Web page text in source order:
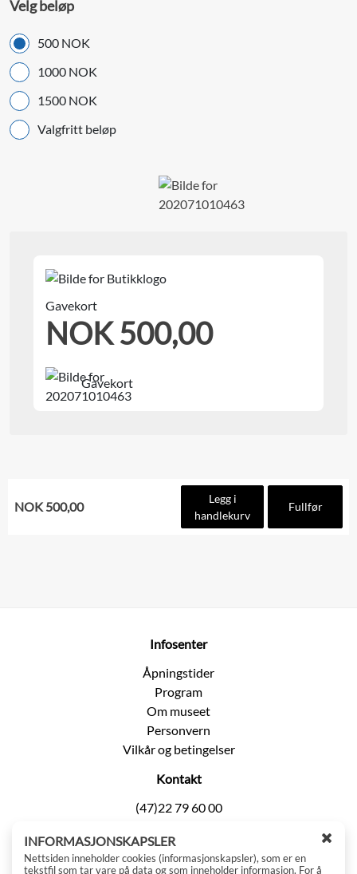
INFORMASJONSKAPSLER
Nettsiden inneholder cookies (informasjonskapsler), som er en
tekstfil som tar vare på data og som inneholder informasjon. For å
Velg beløp
500 NOK
1000 NOK
1500 NOK
Valgfritt beløp
Gavekort
NOK 500,00
Gavekort
NOK 500,00
Legg i
handlekurv
Fullfør
Infosenter
Åpningstider
Program
Om museet
Personvern
Vilkår og betingelser
Kontakt
(47)22 79 60 00
Kjelsåsveien 143
0491 Oslo